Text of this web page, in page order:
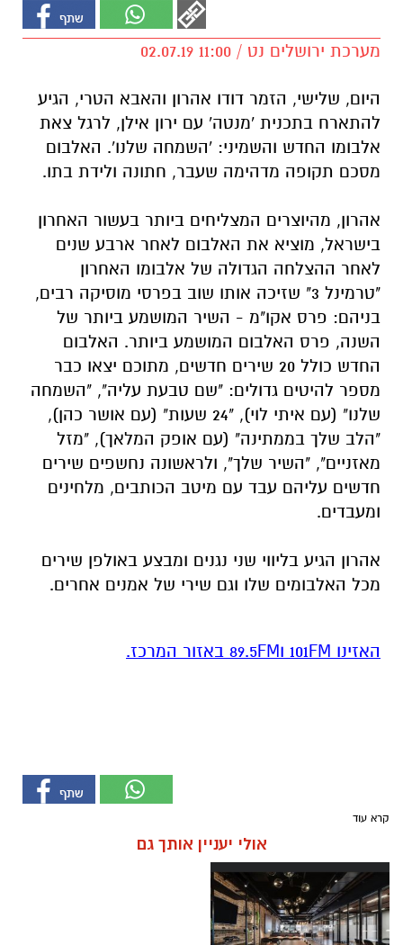
מערכת ירושלים נט / 11:00 02.07.19
היום, שלישי, הזמר דודו אהרון והאבא הטרי, הגיע
להתארח בתכנית 'מנטה' עם ירון אילן, לרגל צאת
אלבומו החדש והשמיני: 'השמחה שלנו'. האלבום
מסכם תקופה מדהימה שעבר, חתונה ולידת בתו.
אהרון, מהיוצרים המצליחים ביותר בעשור האחרון
בישראל, מוציא את האלבום לאחר ארבע שנים
לאחר ההצלחה הגדולה של אלבומו האחרון
"טרמינל 3" שזיכה אותו שוב בפרסי מוסיקה רבים,
בניהם: פרס אקו"מ - השיר המושמע ביותר של
השנה, פרס האלבום המושמע ביותר. האלבום
החדש כולל 20 שירים חדשים, מתוכם יצאו כבר
מספר להיטים גדולים: "שם טבעת עליה", "השמחה
שלנו" (עם איתי לוי), "24 שעות" (עם אושר כהן),
"הלב שלך בממתינה" (עם אופק המלאך), "מזל
מאזניים", "השיר שלך", ולראשונה נחשפים שירים
חדשים עליהם עבד עם מיטב הכותבים, מלחינים
ומעבדים.
אהרון הגיע בליווי שני נגנים ומבצע באולפן שירים
מכל האלבומים שלו וגם שירי של אמנים אחרים.
האזינו 101FM ו89.5FM באזור המרכז.
קרא עוד
אולי יעניין אותך גם